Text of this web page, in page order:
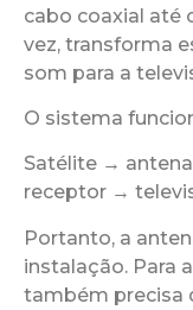
cabo coaxial até
vez, transforma
som para a
O sistema
Satélite →
receptor →
Portanto, a
instalação. Para
também precisa